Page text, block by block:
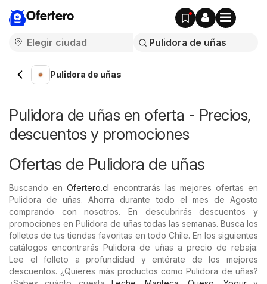
Ofertero
Pulidora de uñas
Pulidora de uñas en oferta - Precios,
descuentos y promociones
Ofertas de Pulidora de uñas
Buscando enOfertero.cl encontrarás las mejores ofertas en
Pulidora de uñas. Ahorra durante todo el mes de Agosto
comprando con nosotros. En descubrirás descuentos y
promociones en Pulidora de uñas todas las semanas. Busca los
folletos de tus tiendas favoritas en todo Chile. En los siguientes
catálogos encontrarás Pulidora de uñas a precio de rebaja:
Lee el folleto a profundidad y entérate de los mejores
descuentos. ¿Quieres más productos como Pulidora de uñas?